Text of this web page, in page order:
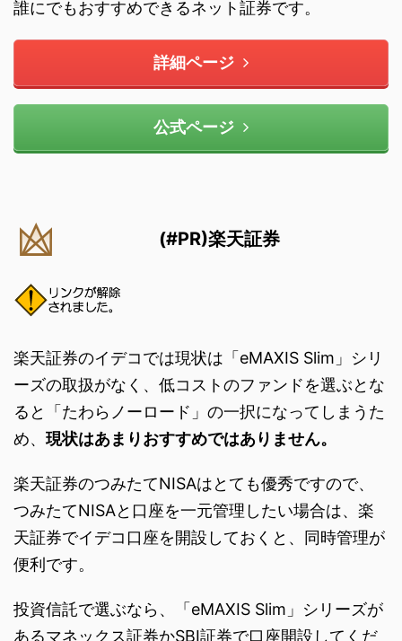
誰にでもおすすめできるネット証券です。
詳細ページ
公式ページ
(#PR)楽天証券
楽天証券のイデコでは現状は「eMAXIS Slim」シリ
ーズの取扱がなく、低コストのファンドを選ぶとな
ると「たわらノーロード」の一択になってしまうた
め、 現状はあまりおすすめではありません。
楽天証券のつみたてNISAはとても優秀ですので、
つみたてNISAと口座を一元管理したい場合は、楽
天証券でイデコ口座を開設しておくと、同時管理が
便利です。
投資信託で選ぶなら、「eMAXIS Slim」シリーズが
あるマネックス証券かSBI証券で口座開設してくだ